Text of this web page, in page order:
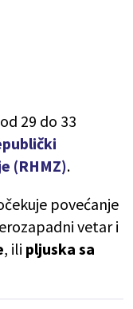
29 do 33
(RHMZ).
povećanje
vetar i
, ili pljuska sa